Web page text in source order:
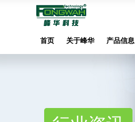
首页 关于峰华 产品信息